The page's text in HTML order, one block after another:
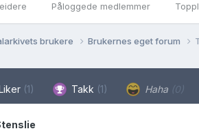
Påloggede medlemmer
brukere Brukernes eget forum
(1) Takk (1) Haha (0)